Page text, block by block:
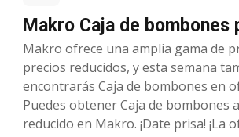
Makro Caja de bombones
Makro ofrece una amplia gama de
precios reducidos, y esta semana
encontrarás Caja de bombones en
Puedes obtener Caja de bombones
reducido en Makro. ¡Date prisa! ¡La